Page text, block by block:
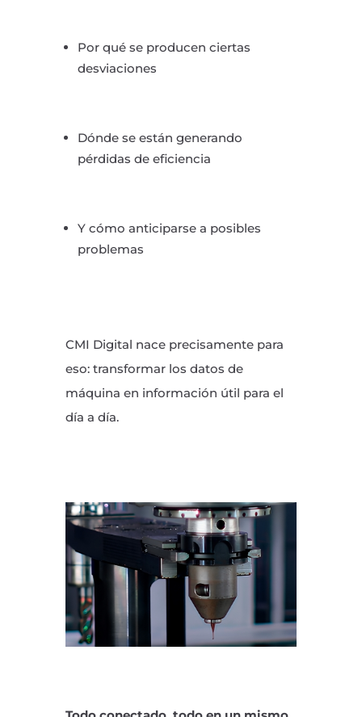
Por qué se producen ciertas
desviaciones
Dónde se están generando
pérdidas de eficiencia
Y cómo anticiparse a posibles
problemas
CMI Digital nace precisamente para
eso: transformar los datos de
máquina en información útil para el
día a día.